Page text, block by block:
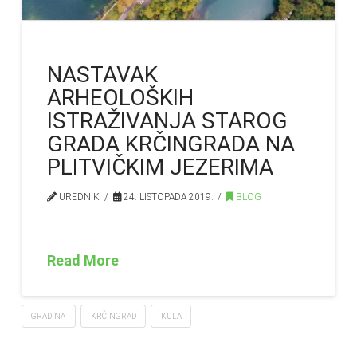
NASTAVAK
ARHEOLOŠKIH
ISTRAŽIVANJA STAROG
GRADA KRČINGRADA NA
PLITVIČKIM JEZERIMA
UREDNIK 24. LISTOPADA 2019. BLOG
Read More
GRADINA KRČINGRAD KULA